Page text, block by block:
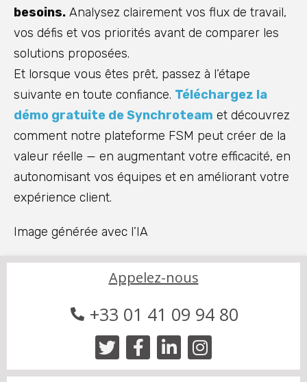
besoins. Analysez clairement vos flux de travail,
vos défis et vos priorités avant de comparer les
solutions proposées.
Et lorsque vous êtes prêt, passez à l’étape
suivante en toute confiance. Téléchargez la
démo gratuite de Synchroteam et découvrez
comment notre plateforme FSM peut créer de la
valeur réelle — en augmentant votre efficacité, en
autonomisant vos équipes et en améliorant votre
expérience client.
Image générée avec l’IA
Appelez-nous
+33 01 41 09 94 80